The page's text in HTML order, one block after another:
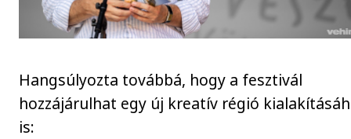
Hangsúlyozta továbbá, hogy a fesztivál
hozzájárulhat egy új kreatív régió
is: